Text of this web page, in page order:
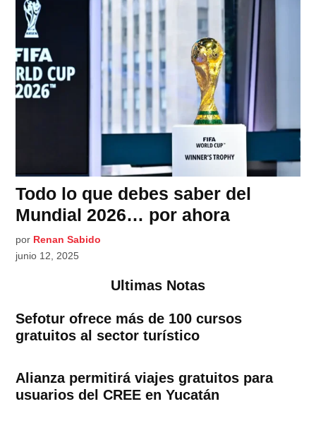
Todo lo que debes saber del
Mundial 2026… por ahora
por Renan Sabido
junio 12, 2025
Ultimas Notas
Sefotur ofrece más de 100 cursos
gratuitos al sector turístico
Alianza permitirá viajes gratuitos para
usuarios del CREE en Yucatán